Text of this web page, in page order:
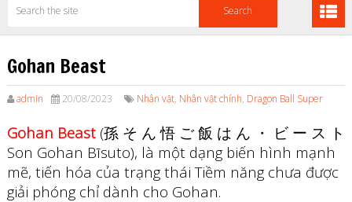
Gohan Beast
admin 20/08/2023 Nhân vật, Nhân vật chính, Dragon Ball Super
Gohan Beast (孫 そ ん 悟 ご 飯 は ん ・ ビ ー ス ト
Son Gohan Bīsuto), là một dạng biến hình mạnh
mẽ, tiến hóa của trạng thái Tiềm năng chưa được
giải phóng chỉ dành cho Gohan.